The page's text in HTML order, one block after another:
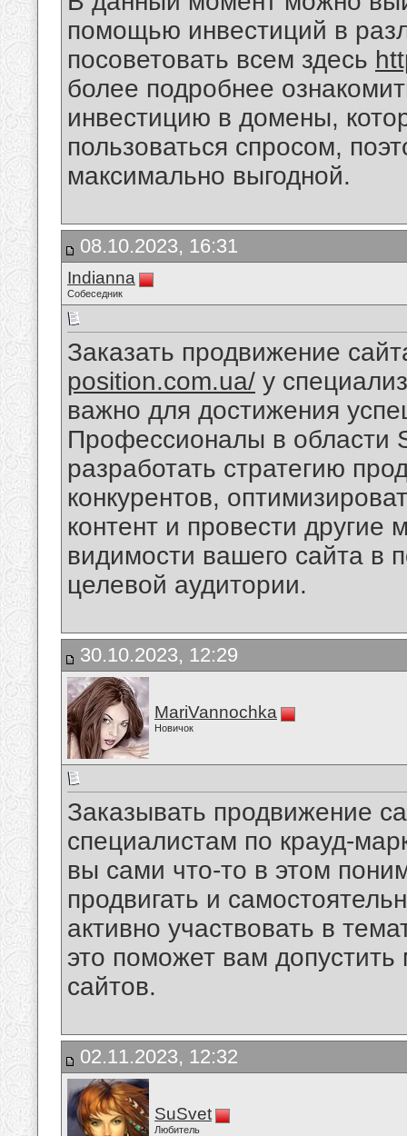
помощью инвестиций в
посоветовать всем здесь
более подробнее
инвестицию в домены,
пользоваться спросом,
максимально выгодной.
08.10.2023, 16:31
Indianna
Собеседник
Заказать продвижение
position.com.ua/ у
важно для достижения
Профессионалы в области
разработать стратегию
конкурентов,
контент и провести
видимости вашего сайта в
целевой аудитории.
30.10.2023, 12:29
MariVannochka
Новичок
Заказывать продвижение
специалистам по крауд-
вы сами что-то в этом
продвигать и
активно участвовать в
это поможет вам
сайтов.
02.11.2023, 12:32
SuSvet
Любитель